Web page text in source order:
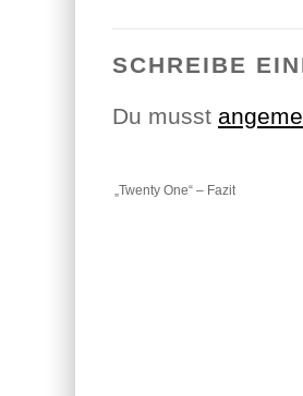
SCHREIBE
Du musst
„Twenty One“ – Fazit